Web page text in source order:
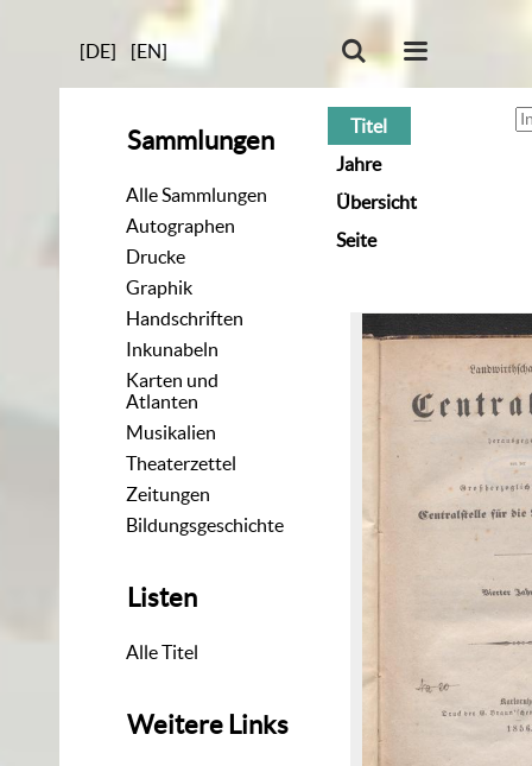
[DE] [EN]
Sammlungen
Alle Sammlungen
Autographen
Drucke
Graphik
Handschriften
Inkunabeln
Karten und
Atlanten
Musikalien
Theaterzettel
Zeitungen
Bildungsgeschichte
Listen
Alle Titel
Weitere Links
Titel
Jahre
Übersicht
Seite